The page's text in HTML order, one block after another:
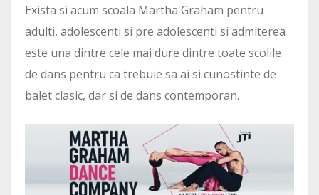
Exista si acum scoala Martha Graham pentru
adulti, adolescenti si pre adolescenti si admiterea
este una dintre cele mai dure dintre toate scolile
de dans pentru ca trebuie sa ai si cunostinte de
balet clasic, dar si de dans contemporan.